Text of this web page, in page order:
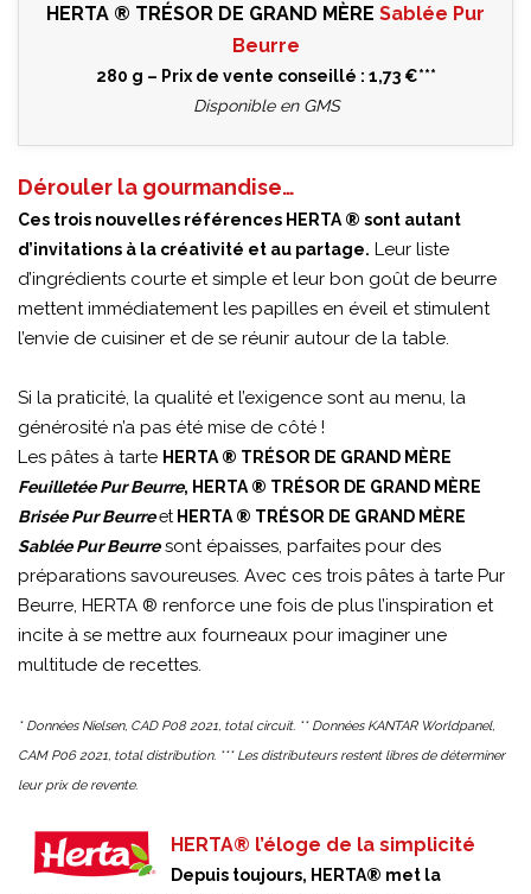
HERTA ® TRÉSOR DE GRAND MÈRE Sablée Pur
Beurre
280 g – Prix de vente conseillé : 1,73 €***
Disponible en GMS
Dérouler la gourmandise…
Ces trois nouvelles références HERTA ® sont autant
d’invitations à la créativité et au partage. Leur liste
d’ingrédients courte et simple et leur bon goût de beurre
mettent immédiatement les papilles en éveil et stimulent
l’envie de cuisiner et de se réunir autour de la table.
Si la praticité, la qualité et l’exigence sont au menu, la
générosité n’a pas été mise de côté !
Les pâtes à tarte HERTA ® TRÉSOR DE GRAND MÈRE
Feuilletée Pur Beurre, HERTA ® TRÉSOR DE GRAND MÈRE
Brisée Pur Beurreet HERTA ® TRÉSOR DE GRAND MÈRE
Sablée Pur Beurresont épaisses, parfaites pour des
préparations savoureuses. Avec ces trois pâtes à tarte Pur
Beurre, HERTA ® renforce une fois de plus l’inspiration et
incite à se mettre aux fourneaux pour imaginer une
multitude de recettes.
* Données Nielsen, CAD P08 2021, total circuit. ** Données KANTAR Worldpanel,
CAM P06 2021, total distribution. *** Les distributeurs restent libres de déterminer
leur prix de revente.
HERTA® l’éloge de la simplicité
Depuis toujours, HERTA® met la